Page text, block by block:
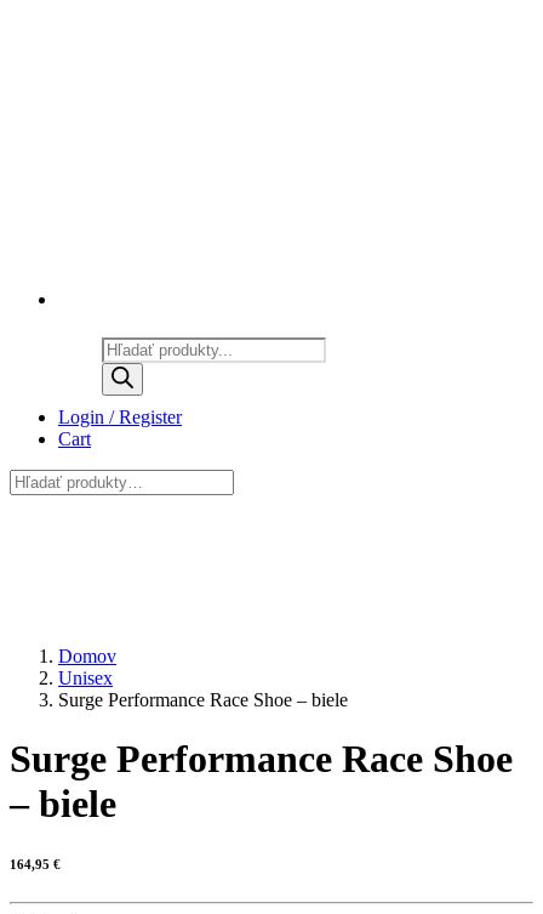
Products
search
Login / Register
Cart
Domov
Unisex
Surge Performance Race Shoe – biele
Surge Performance Race Shoe
– biele
164,95 €